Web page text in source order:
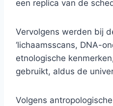
een replica van de
Vervolgens werden bij
‘lichaamsscans, DNA-
etnologische
gebruikt, aldus de
Volgens